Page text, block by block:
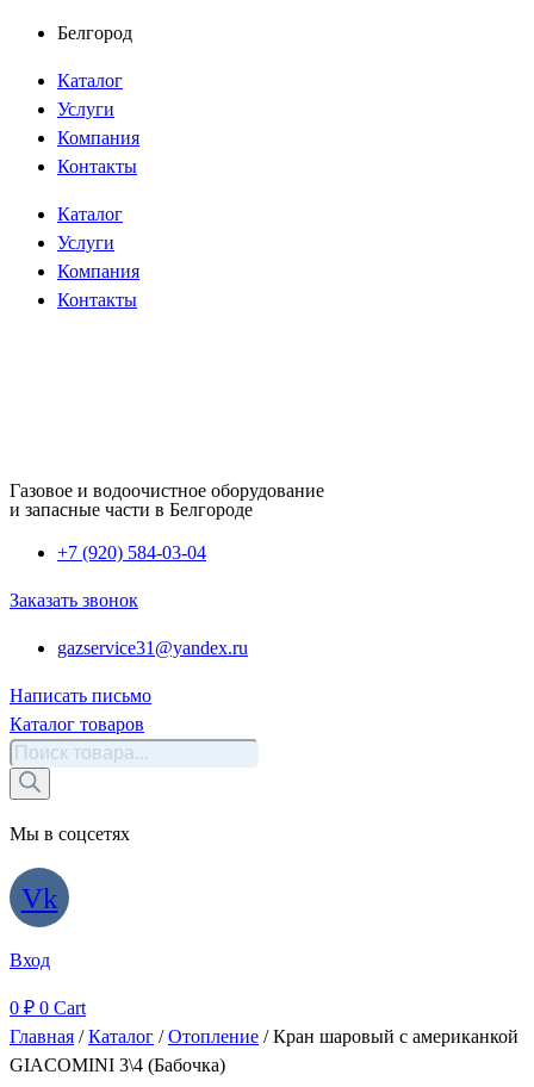
Перейти
содержимому
Белгород
Каталог
Услуги
Компания
Контакты
Каталог
Услуги
Компания
Контакты
Газовое и водоочистное оборудование
и запасные части в Белгороде
+7 (920) 584-03-04
Заказать звонок
gazservice31@yandex.ru
Написать письмо
Каталог товаров
Поиск
товаров
Мы в соцсетях
Vk
Вход
0 ₽ 0 Cart
Главная /Каталог /Отопление / Кран шаровый с американкой
GIACOMINI 3\4 (Бабочка)